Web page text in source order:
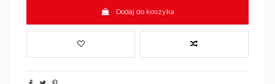
Dodaj do koszyka